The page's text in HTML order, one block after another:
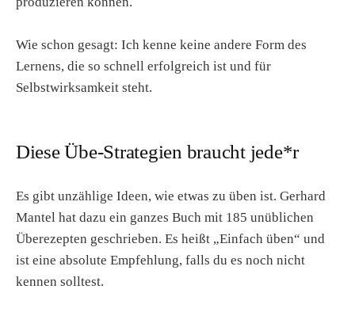
Wie schon gesagt: Ich kenne keine andere Form des
Lernens, die so schnell erfolgreich ist und für
Selbstwirksamkeit steht.
Diese Übe-Strategien braucht jede*r
Es gibt unzählige Ideen, wie etwas zu üben ist. Gerhard
Mantel hat dazu ein ganzes Buch mit 185 unüblichen
Überezepten geschrieben. Es heißt „Einfach üben“ und
ist eine absolute Empfehlung, falls du es noch nicht
kennen solltest.